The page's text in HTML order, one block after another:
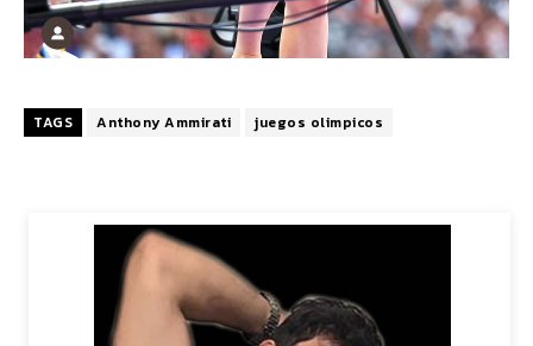
TAGS Anthony Ammirati juegos olimpicos